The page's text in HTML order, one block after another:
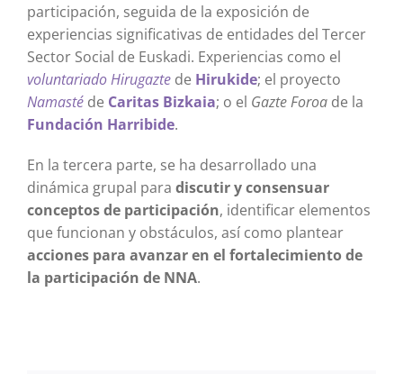
participación, seguida de la exposición de
experiencias significativas de entidades del Tercer
Sector Social de Euskadi. Experiencias como el
voluntariado Hirugaztede Hirukide; el proyecto
Namasté de Caritas Bizkaia; o el Gazte Foroade la
Fundación Harribide.
En la tercera parte, se ha desarrollado una
dinámica grupal para discutir y consensuar
conceptos de participación, identificar elementos
que funcionan y obstáculos, así como plantear
acciones para avanzar en el fortalecimiento de
la participación de NNA.